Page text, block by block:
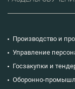
Производство и
Управление
Госзакупки и
Оборонно-